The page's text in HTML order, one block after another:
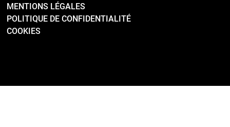
MENTIONS LÉGALES
POLITIQUE DE CONFIDENTIALITÉ
COOKIES